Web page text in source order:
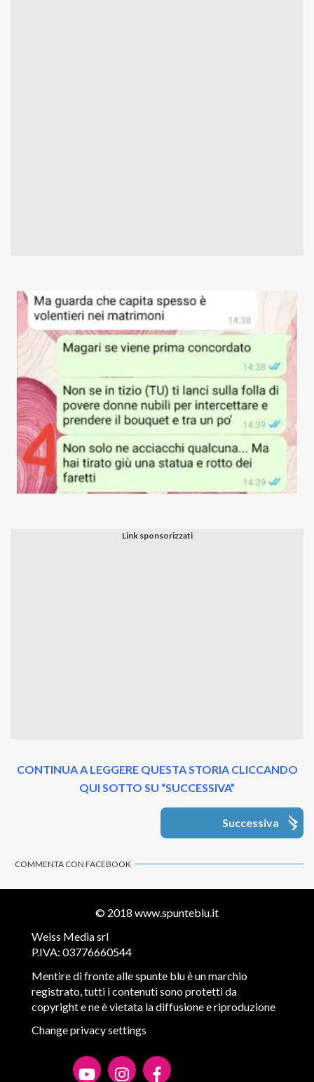
CONTINUA A LEGGERE QUESTA STORIA CLICCANDO
QUI SOTTO SU “SUCCESSIVA”
Successiva
COMMENTA CON FACEBOOK
© 2018 www.spunteblu.it
Weiss Media srl
P.IVA: 03776660544
Mentire di fronte alle spunte blu è un marchio
registrato, tutti i contenuti sono protetti da
copyright e ne è vietata la diffusione e riproduzione
Change privacy settings